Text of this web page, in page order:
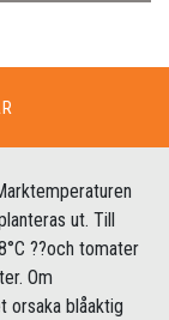
ut. Till
??och tomater
Om
orsaka blåaktig